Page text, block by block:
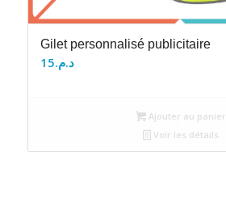
Gilet personnalisé publicitaire
د.م.15
Ajouter au panier
Voir les détails